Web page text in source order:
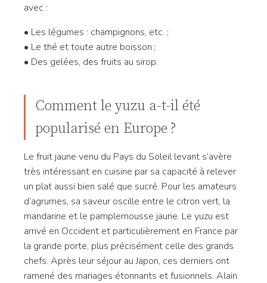
avec :
• Les légumes : champignons, etc. ;
• Le thé et toute autre boisson ;
• Des gelées, des fruits au sirop.
Comment le yuzu a-t-il été
popularisé en Europe ?
Le fruit jaune venu du Pays du Soleil levant s’avère
très intéressant en cuisine par sa capacité à relever
un plat aussi bien salé que sucré. Pour les amateurs
d’agrumes, sa saveur oscille entre le citron vert, la
mandarine et le pamplemousse jaune. Le yuzu est
arrivé en Occident et particulièrement en France par
la grande porte, plus précisément celle des grands
chefs. Après leur séjour au Japon, ces derniers ont
ramené des mariages étonnants et fusionnels. Alain